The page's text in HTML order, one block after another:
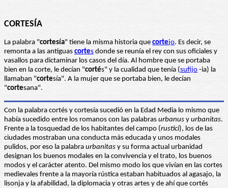
CORTESÍA
La palabra "cortesía" tiene la misma historia que cortejo. Es decir, se
remonta a las antiguas cortes donde se reunía el rey con sus oficiales y
vasallos para dictaminar los casos del día. Al hombre que se portaba
bien en la corte, le decían "cortés" y la cualidad que tenía (sufijo -ia) la
llamaban "cortesía". A la mujer que se portaba bien, le decían
"cortesana".
Con la palabra cortés y cortesía sucedió en la Edad Media lo mismo que
había sucedido entre los romanos con las palabras urbanus y urbanitas.
Frente a la tosquedad de los habitantes del campo (rustici), los de las
ciudades mostraban una conducta más educada y unos modales
pulidos, por eso la palabra urbanitas y su forma actual urbanidad
designan los buenos modales en la convivencia y el trato, los buenos
modos y el carácter atento. Del mismo modo los que vivían en las cortes
medievales frente a la mayoría rústica estaban habituados al agasajo, la
lisonja y la afabilidad, la diplomacia y otras artes y de ahí que cortés